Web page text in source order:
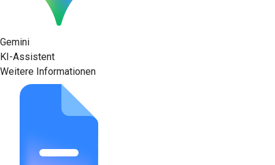
Gemini
KI-Assistent
Weitere Informationen